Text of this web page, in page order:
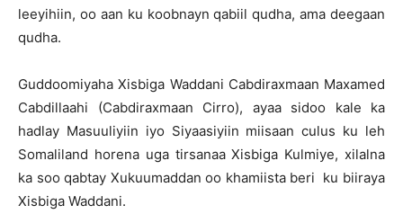
leeyihiin, oo aan ku koobnayn qabiil qudha, ama deegaan
qudha.
Guddoomiyaha Xisbiga Waddani Cabdiraxmaan Maxamed
Cabdillaahi (Cabdiraxmaan Cirro), ayaa sidoo kale ka
hadlay Masuuliyiin iyo Siyaasiyiin miisaan culus ku leh
Somaliland horena uga tirsanaa Xisbiga Kulmiye, xilalna
ka soo qabtay Xukuumaddan oo khamiista beri ku biiraya
Xisbiga Waddani.